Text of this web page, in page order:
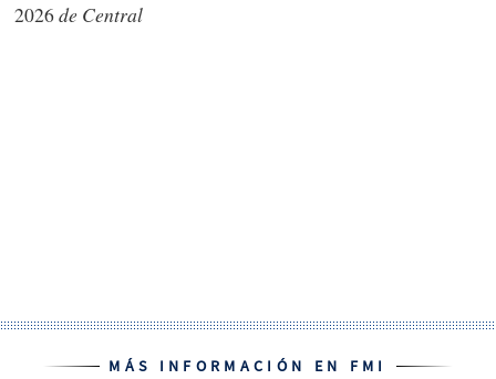
2026de Central
MÁS INFORMACIÓN EN FMI